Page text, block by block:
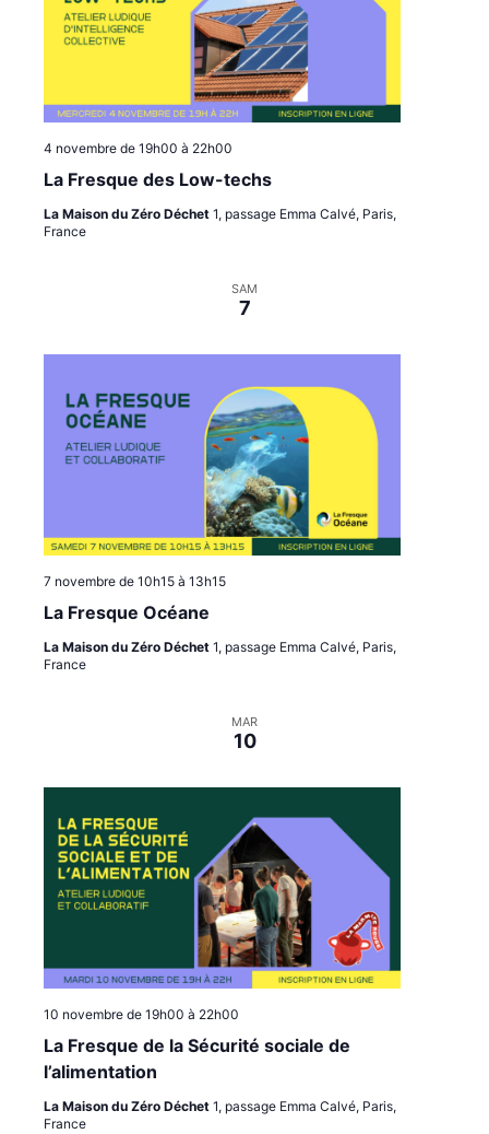
La Fresque des Low-techs
4 novembre de 19h00 à 22h00
La Maison du Zéro Déchet 1, passage Emma Calvé, Paris,
France
SAM
7
La Fresque Océane
7 novembre de 10h15à 13h15
La Maison du Zéro Déchet 1, passage Emma Calvé, Paris,
France
MAR
10
La Fresque de la Sécurité sociale de
l’alimentation
10 novembre de 19h00 à 22h00
La Maison du Zéro Déchet 1, passage Emma Calvé, Paris,
France